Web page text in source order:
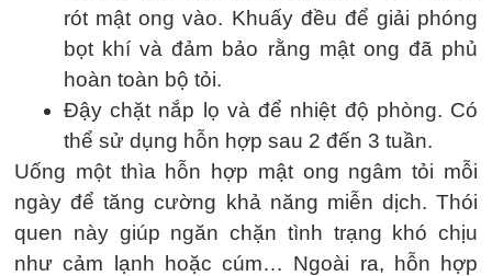
rót mật ong vào. Khuấy đều để giải phóng
bọt khí và đảm bảo rằng mật ong đã phủ
hoàn toàn bộ tỏi.
Đậy chặt nắp lọ và để nhiệt độ phòng. Có
thể sử dụng hỗn hợp sau 2 đến 3 tuần.
Uống một thìa hỗn hợp mật ong ngâm tỏi mỗi
ngày để tăng cường khả năng miễn dịch. Thói
quen này giúp ngăn chặn tình trạng khó chịu
như cảm lạnh hoặc cúm… Ngoài ra, hỗn hợp